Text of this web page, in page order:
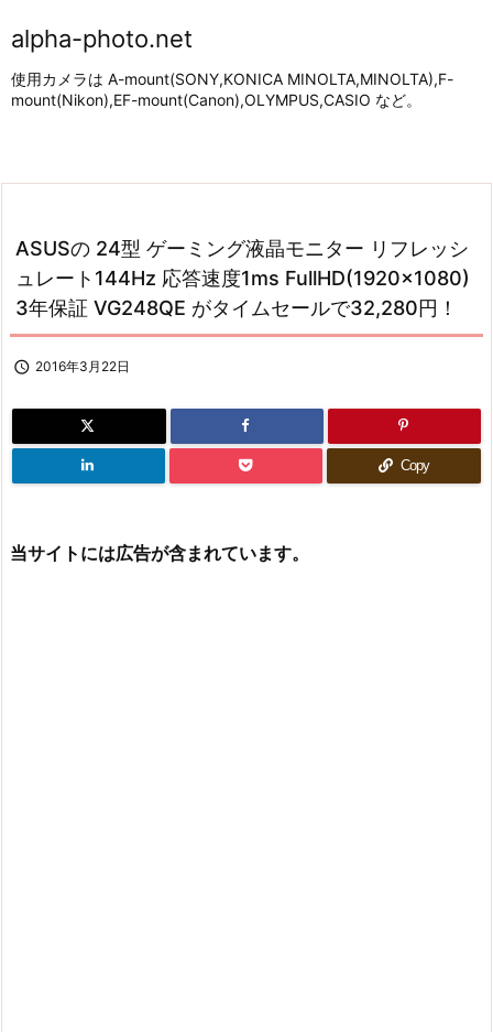
alpha-photo.net
使用カメラは A-mount(SONY,KONICA MINOLTA,MINOLTA),F-
mount(Nikon),EF-mount(Canon),OLYMPUS,CASIO など。
ASUSの 24型 ゲーミング液晶モニター リフレッシ
ュレート144Hz 応答速度1ms FullHD(1920×1080)
3年保証 VG248QE がタイムセールで32,280円！
 2016年3月22日
Copy
当サイトには広告が含まれています。